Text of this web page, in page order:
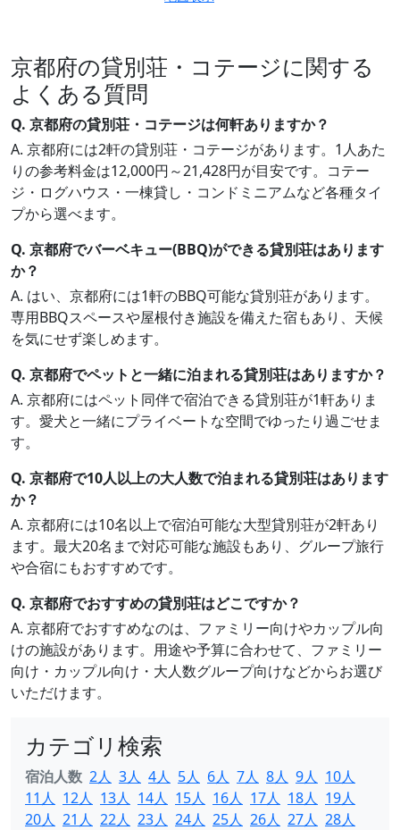
京都府の貸別荘・コテージに関する
よくある質問
Q. 京都府の貸別荘・コテージは何軒ありますか？
A. 京都府には2軒の貸別荘・コテージがあります。1人あた
りの参考料金は12,000円～21,428円が目安です。コテー
ジ・ログハウス・一棟貸し・コンドミニアムなど各種タイ
プから選べます。
Q. 京都府でバーベキュー(BBQ)ができる貸別荘はあります
か？
A. はい、京都府には1軒のBBQ可能な貸別荘があります。
専用BBQスペースや屋根付き施設を備えた宿もあり、天候
を気にせず楽しめます。
Q. 京都府でペットと一緒に泊まれる貸別荘はありますか？
A. 京都府にはペット同伴で宿泊できる貸別荘が1軒ありま
す。愛犬と一緒にプライベートな空間でゆったり過ごせま
す。
Q. 京都府で10人以上の大人数で泊まれる貸別荘はあります
か？
A. 京都府には10名以上で宿泊可能な大型貸別荘が2軒あり
ます。最大20名まで対応可能な施設もあり、グループ旅行
や合宿にもおすすめです。
Q. 京都府でおすすめの貸別荘はどこですか？
A. 京都府でおすすめなのは、ファミリー向けやカップル向
けの施設があります。用途や予算に合わせて、ファミリー
向け・カップル向け・大人数グループ向けなどからお選び
いただけます。
カテゴリ検索
宿泊人数 2人 3人 4人 5人 6人 7人 8人 9人 10人
11人 12人 13人 14人 15人 16人 17人 18人 19人
20人 21人 22人 23人 24人 25人 26人 27人 28人